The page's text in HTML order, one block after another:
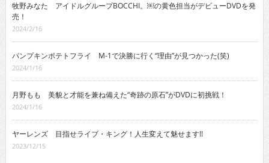
牧野みなた アイドルグループBOCCHI。￼の黄色担当がデビューDVDを発
売！
2024/2/16
パンプキンポテトフライ M-1で決勝に行く“理由”が見つかった(笑)
2024/1/16
月野もも 美貌と才能を兼ね備えた“奇跡の原石”がDVDに初挑戦！
2024/1/16
ヤーレンズ 目指せライブ・キング！人生変えて魅せます!!
2023/12/15